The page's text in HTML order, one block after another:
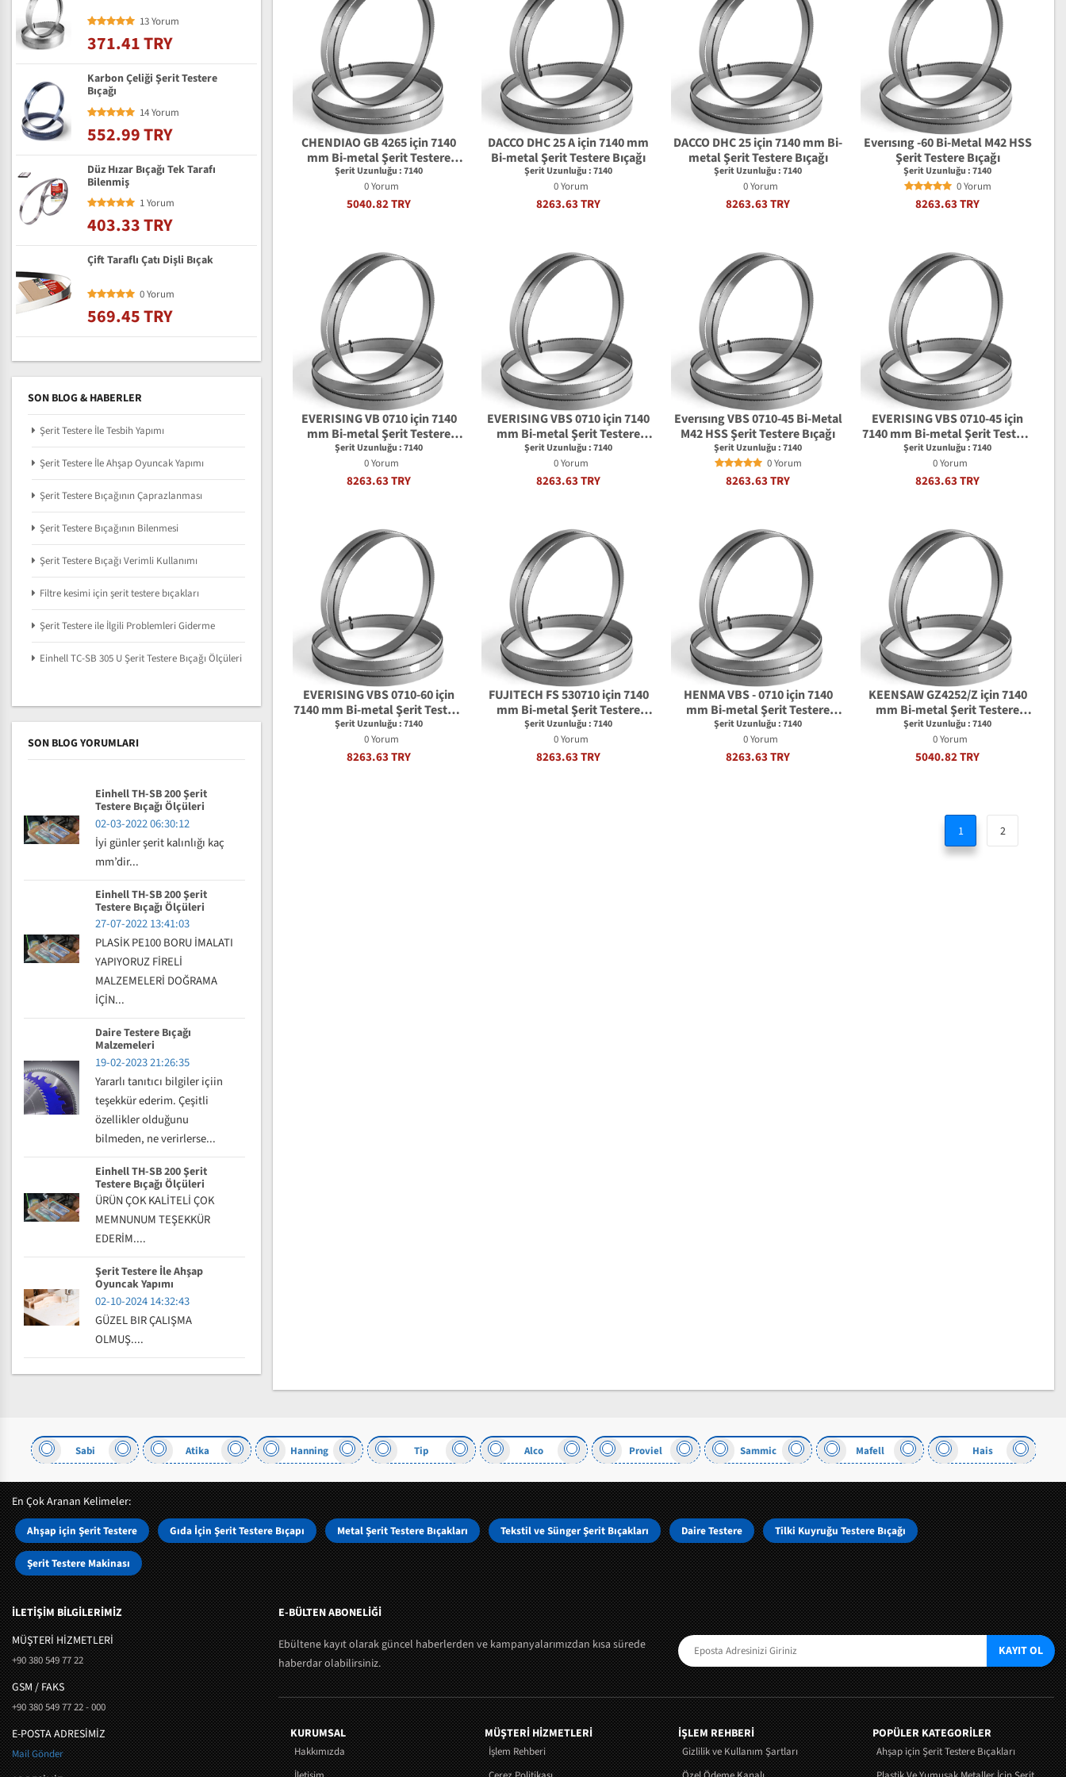
CHENDIAO GB 4265 için 7140
mm Bi-metal Şerit Testere
Bıçağı
Şerit Uzunluğu : 7140
0 Yorum
5040.82 TRY
DACCO DHC 25 A için 7140 mm
Bi-metal Şerit Testere Bıçağı
Şerit Uzunluğu : 7140
0 Yorum
8263.63 TRY
DACCO DHC 25 için 7140 mm Bi-
metal Şerit Testere Bıçağı
Şerit Uzunluğu : 7140
0 Yorum
8263.63 TRY
Everısıng -60 Bi-Metal M42 HSS
Şerit Testere Bıçağı
Şerit Uzunluğu : 7140
0 Yorum
8263.63 TRY
EVERISING VB 0710 için 7140
mm Bi-metal Şerit Testere
Bıçağı
Şerit Uzunluğu : 7140
0 Yorum
8263.63 TRY
EVERISING VBS 0710 için 7140
mm Bi-metal Şerit Testere
Bıçağı
Şerit Uzunluğu : 7140
0 Yorum
8263.63 TRY
Everısıng VBS 0710-45 Bi-Metal
M42 HSS Şerit Testere Bıçağı
Şerit Uzunluğu : 7140
0 Yorum
8263.63 TRY
EVERISING VBS 0710-45 için
7140 mm Bi-metal Şerit Testere
Bıçağı
Şerit Uzunluğu : 7140
0 Yorum
8263.63 TRY
EVERISING VBS 0710-60 için
7140 mm Bi-metal Şerit Testere
Bıçağı
Şerit Uzunluğu : 7140
0 Yorum
8263.63 TRY
FUJITECH FS 530710 için 7140
mm Bi-metal Şerit Testere
Bıçağı
Şerit Uzunluğu : 7140
0 Yorum
8263.63 TRY
HENMA VBS - 0710 için 7140
mm Bi-metal Şerit Testere
Bıçağı
Şerit Uzunluğu : 7140
0 Yorum
8263.63 TRY
KEENSAW GZ4252/Z için 7140
mm Bi-metal Şerit Testere
Bıçağı
Şerit Uzunluğu : 7140
0 Yorum
5040.82 TRY
1 2
13 Yorum
371.41 TRY
Karbon Çeliği Şerit Testere
Bıçağı
14 Yorum
552.99 TRY
Düz Hızar Bıçağı Tek Tarafı
Bilenmiş
1 Yorum
403.33 TRY
Çift Taraflı Çatı Dişli Bıçak
0 Yorum
569.45 TRY
SON BLOG & HABERLER
Şerit Testere İle Tesbih Yapımı
Şerit Testere İle Ahşap Oyuncak Yapımı
Şerit Testere Bıçağının Çaprazlanması
Şerit Testere Bıçağının Bilenmesi
Şerit Testere Bıçağı Verimli Kullanımı
Filtre kesimi için şerit testere bıçakları
Şerit Testere ile İlgili Problemleri Giderme
Einhell TC-SB 305 U Şerit Testere Bıçağı Ölçüleri
SON BLOG YORUMLARI
Einhell TH-SB 200 Şerit
Testere Bıçağı Ölçüleri
02-03-2022 06:30:12
İyi günler şerit kalınlığı kaç
mm’dir...
Einhell TH-SB 200 Şerit
Testere Bıçağı Ölçüleri
27-07-2022 13:41:03
PLASİK PE100 BORU İMALATI
YAPIYORUZ FİRELİ
MALZEMELERİ DOĞRAMA
İÇİN...
Daire Testere Bıçağı
Malzemeleri
19-02-2023 21:26:35
Yararlı tanıtıcı bilgiler içiin
teşekkür ederim. Çeşitli
özellikler olduğunu
bilmeden, ne verirlerse...
Einhell TH-SB 200 Şerit
Testere Bıçağı Ölçüleri
ÜRÜN ÇOK KALİTELİ ÇOK
MEMNUNUM TEŞEKKÜR
EDERİM....
Şerit Testere İle Ahşap
Oyuncak Yapımı
02-10-2024 14:32:43
GÜZEL BIR ÇALIŞMA
OLMUŞ....
Atika Hanning Tip Alco Proviel Sammic Mafell Hais Metabo
En Çok Aranan Kelimeler:
Ahşap için Şerit Testere Gıda İçin Şerit Testere Bıçapı Metal Şerit Testere Bıçakları Tekstil ve Sünger Şerit Bıçakları Daire Testere Tilki Kuyruğu Testere Bıçağı
Şerit Testere Makinası
İLETİŞİM BİLGİLERİMİZ
MÜŞTERI HIZMETLERI
+90 380 549 77 22
GSM / FAKS
+90 380 549 77 22 - 000
E-POSTA ADRESİMİZ
Mail Gönder
E-BÜLTEN ABONELİĞİ
Ebültene kayıt olarak güncel haberlerden ve kampanyalarımızdan kısa sürede
haberdar olabilirsiniz.
KAYIT OL
KURUMSAL
Hakkımızda
MÜŞTERI HIZMETLERI
İşlem Rehberi
İŞLEM REHBERİ
Gizlilik ve Kullanım Şartları
POPÜLER KATEGORİLER
Ahşap için Şerit Testere Bıçakları